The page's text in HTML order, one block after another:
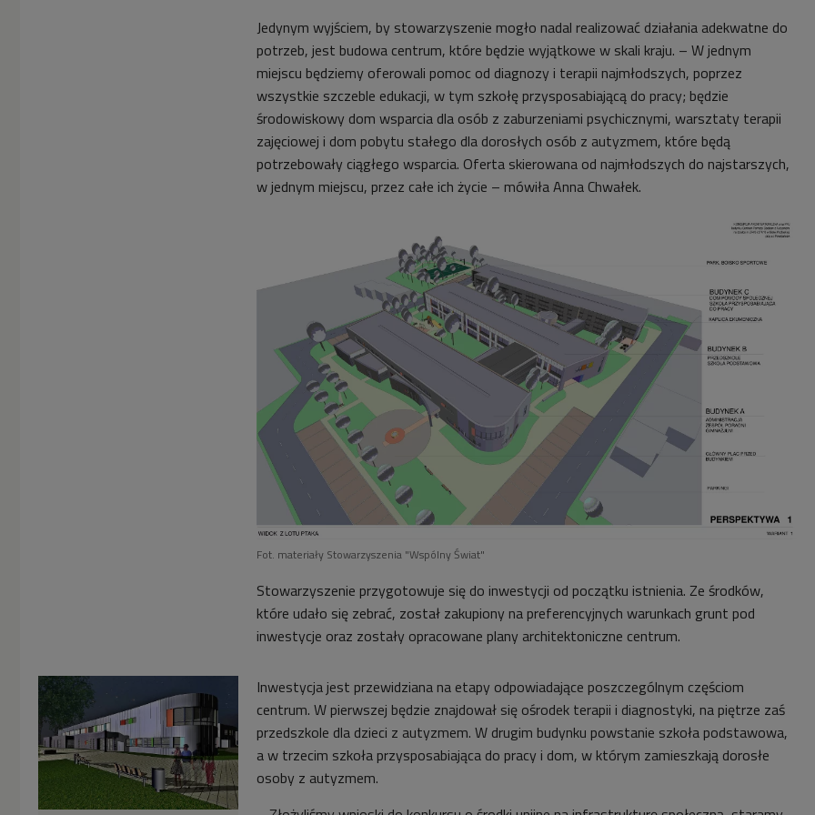
Jedynym wyjściem, by stowarzyszenie mogło nadal realizować działania adekwatne do
potrzeb, jest budowa centrum, które będzie wyjątkowe w skali kraju. – W jednym
miejscu będziemy oferowali pomoc od diagnozy i terapii najmłodszych, poprzez
wszystkie szczeble edukacji, w tym szkołę przysposabiającą do pracy; będzie
środowiskowy dom wsparcia dla osób z zaburzeniami psychicznymi, warsztaty terapii
zajęciowej i dom pobytu stałego dla dorosłych osób z autyzmem, które będą
potrzebowały ciągłego wsparcia. Oferta skierowana od najmłodszych do najstarszych,
w jednym miejscu, przez całe ich życie – mówiła Anna Chwałek.
Fot. materiały Stowarzyszenia "Wspólny Świat"
Stowarzyszenie przygotowuje się do inwestycji od początku istnienia. Ze środków,
które udało się zebrać, został zakupiony na preferencyjnych warunkach grunt pod
inwestycje oraz zostały opracowane plany architektoniczne centrum.
Inwestycja jest przewidziana na etapy odpowiadające poszczególnym częściom
centrum. W pierwszej będzie znajdował się ośrodek terapii i diagnostyki, na piętrze zaś
przedszkole dla dzieci z autyzmem. W drugim budynku powstanie szkoła podstawowa,
a w trzecim szkoła przysposabiająca do pracy i dom, w którym zamieszkają dorosłe
osoby z autyzmem.